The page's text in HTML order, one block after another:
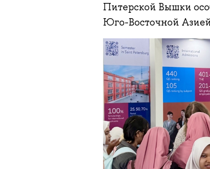
Питерской Вышки
Юго-Восточной